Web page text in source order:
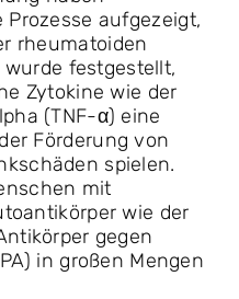
aufgezeigt,
rheumatoiden
festgestellt,
Zytokine wie der
(TNF-α) eine
Förderung von
spielen.
mit
wie der
gegen
in großen Mengen